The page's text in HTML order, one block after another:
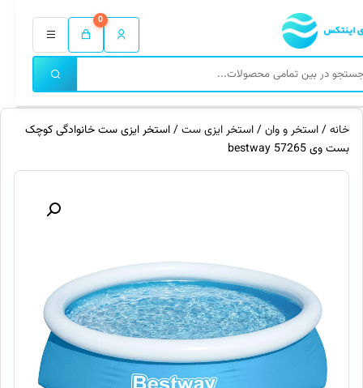
0
خانه/استخر و وان/استخر ایزی ست/ استخر ایزی ست خانوادگی کوچک
بست وی 57265 bestway